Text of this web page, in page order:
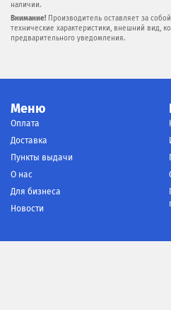
наличии.
Внимание! Производитель оставляет за
технические характеристики, внешний вид,
предварительного уведомления.
Меню
Оплата
Доставка
Пункты выдачи
О нас
Для бизнеса
Новости